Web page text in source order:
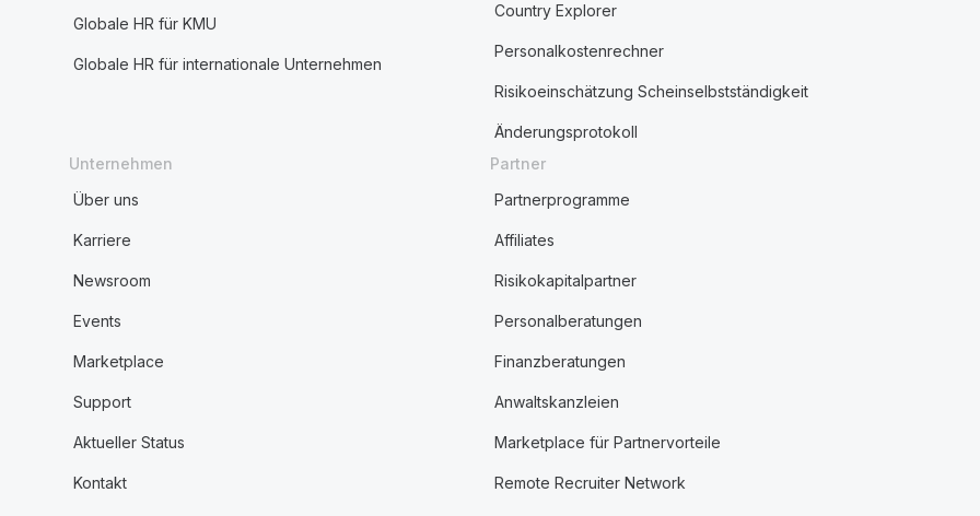
Globale HR für KMU
Globale HR für internationale Unternehmen
Country Explorer
Personalkostenrechner
Risikoeinschätzung Scheinselbstständigkeit
Änderungsprotokoll
Unternehmen
Über uns
Karriere
Newsroom
Events
Marketplace
Support
Aktueller Status
Kontakt
Partner
Partnerprogramme
Affiliates
Risikokapitalpartner
Personalberatungen
Finanzberatungen
Anwaltskanzleien
Marketplace für Partnervorteile
Remote Recruiter Network